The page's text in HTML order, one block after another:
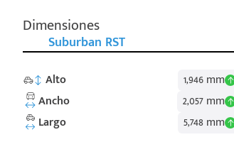
Dimensiones
Suburban RST
Alto
1,946 mm
Ancho
2,057 mm
Largo
5,748 mm